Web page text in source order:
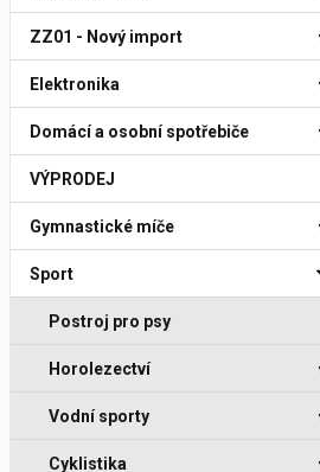
ZZ01 - Nový import
Elektronika
Domácí a osobní spotřebiče
VÝPRODEJ
Gymnastické míče
Sport
Postroj pro psy
Horolezectví
Vodní sporty
Cyklistika